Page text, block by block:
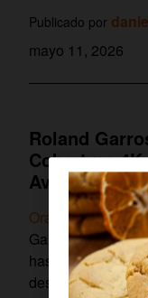
Publicado por
mayo 11, 2026
Roland
Cobertura
Avanzadas
Orange TV
Garros 2026 del
hasta cinco
desde la pista